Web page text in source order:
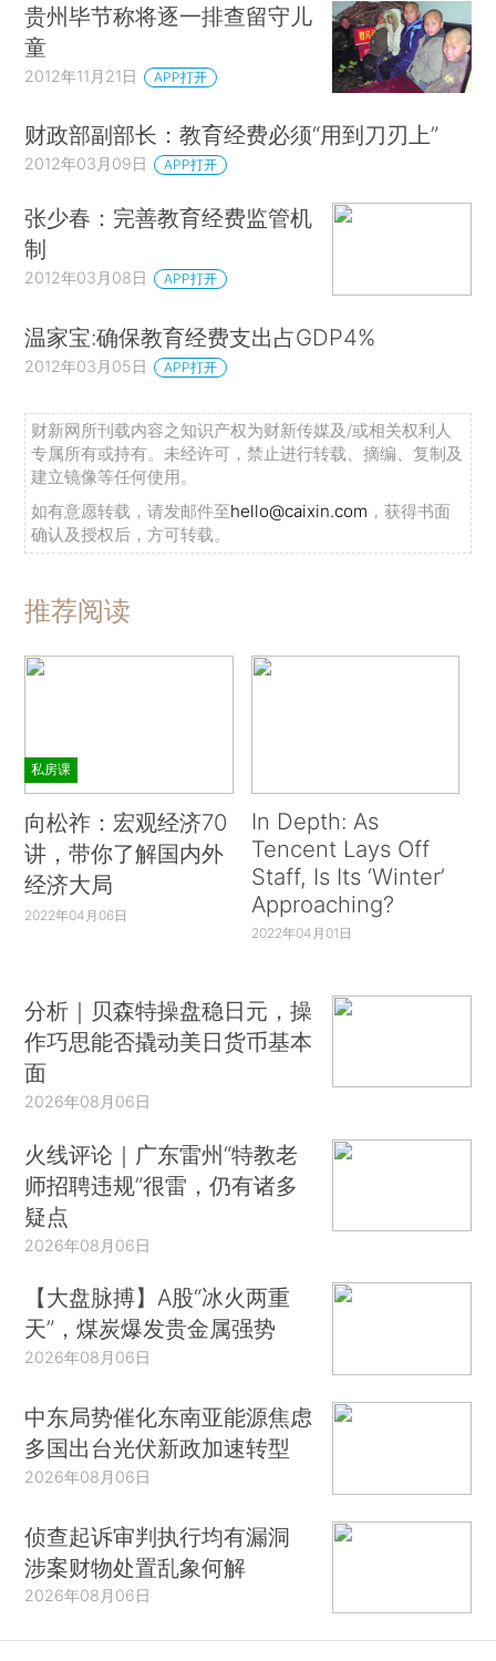
贵州毕节称将逐一排查留守儿
童
2012年11月21日 APP打开
财政部副部长：教育经费必须“用到刀刃上”
2012年03月09日 APP打开
张少春：完善教育经费监管机
制
2012年03月08日 APP打开
温家宝:确保教育经费支出占GDP4%
2012年03月05日 APP打开
财新网所刊载内容之知识产权为财新传媒及/或相关权利人
专属所有或持有。未经许可，禁止进行转载、摘编、复制及
建立镜像等任何使用。
如有意愿转载，请发邮件至hello@caixin.com ，获得书面
确认及授权后，方可转载。
推荐阅读
私房课
向松祚：宏观经济70
讲，带你了解国内外
经济大局
2022年04月06日
In Depth: As
Tencent Lays Off
Staff, Is Its ‘Winter’
Approaching?
2022年04月01日
分析｜贝森特操盘稳日元，操
作巧思能否撬动美日货币基本
面
2026年08月06日
火线评论｜广东雷州“特教老
师招聘违规”很雷，仍有诸多
疑点
2026年08月06日
【大盘脉搏】A股“冰火两重
天”，煤炭爆发贵金属强势
2026年08月06日
中东局势催化东南亚能源焦虑
多国出台光伏新政加速转型
2026年08月06日
侦查起诉审判执行均有漏洞
涉案财物处置乱象何解
2026年08月06日